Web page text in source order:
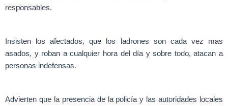
responsables.
Insisten los afectados, que los ladrones son cada vez mas
asados, y roban a cualquier hora del día y sobre todo, atacan a
personas indefensas.
Advierten que la presencia de la policía y las autoridades locales